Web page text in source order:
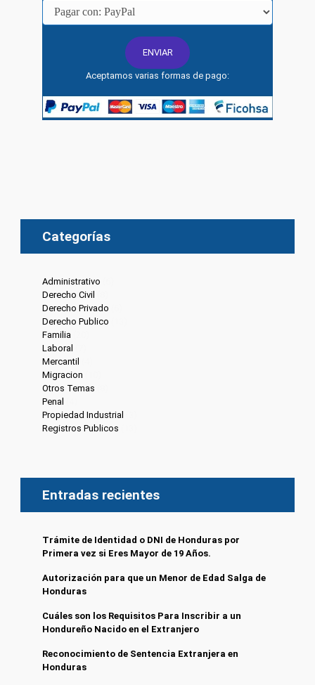
Aceptamos varias formas de pago:
Categorías
Administrativo
Derecho Civil
Derecho Privado
Derecho Publico
Familia
Laboral
Mercantil
Migracion
Otros Temas
Penal
Propiedad Industrial
Registros Publicos
Entradas recientes
Trámite de Identidad o DNI de Honduras por
Primera vez si Eres Mayor de 19 Años.
Autorización para que un Menor de Edad Salga de
Honduras
Cuáles son los Requisitos Para Inscribir a un
Hondureño Nacido en el Extranjero
Reconocimiento de Sentencia Extranjera en
Honduras